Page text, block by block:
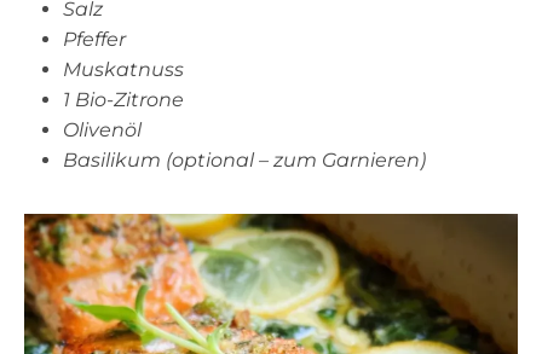
Salz
Pfeffer
Muskatnuss
1 Bio-Zitrone
Olivenöl
Basilikum (optional – zum Garnieren)